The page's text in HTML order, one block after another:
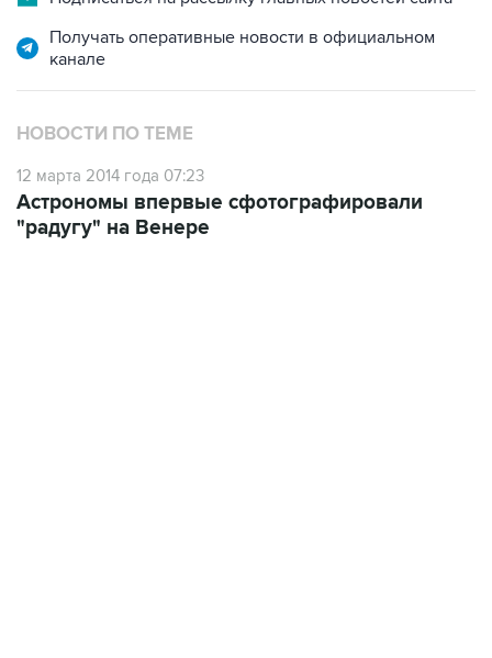
Получать оперативные новости в официальном
канале
НОВОСТИ ПО ТЕМЕ
12 марта 2014 года 07:23
Астрономы впервые сфотографировали
"радугу" на Венере